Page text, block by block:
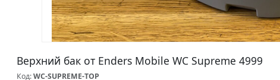
Верхний бак от Enders Mobile WC Supreme 4999
Код:WC-SUPREME-TOP